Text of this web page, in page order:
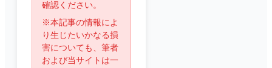
確認ください。
※本記事の情報によ
り生じたいかなる損
害についても、筆者
および当サイトは一